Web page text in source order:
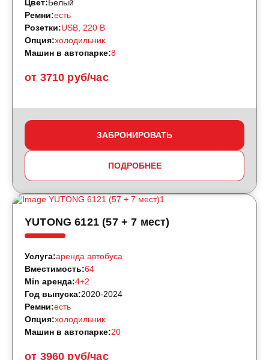
от 3710 руб/час
Цвет:Белый
Ремни:есть
Розетки:USB, 220 B
Опция:холодильник
Машин в автопарке:8
ЗАБРОНИРОВАТЬ
ПОДРОБНЕЕ
YUTONG 6121 (57 + 7 мест)
от 3960 руб/час
Услуга:аренда автобуса
Вместимость:64
Min аренда:4+2
Год выпуска:2020-2024
Ремни:есть
Опция:холодильник
Машин в автопарке:20